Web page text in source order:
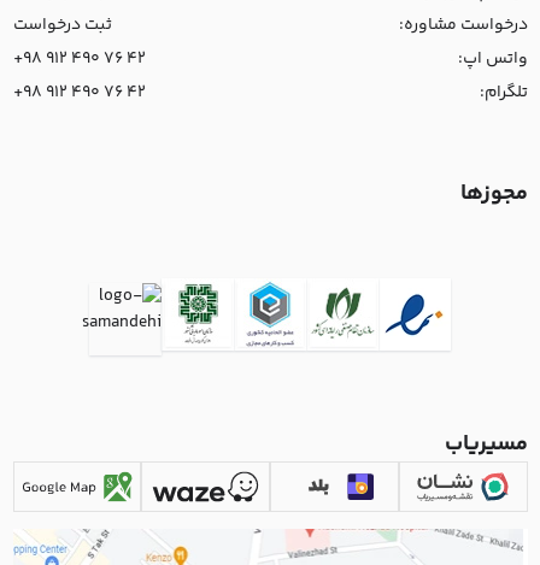
درخواست مشاوره:
ثبت درخواست
واتس اپ:
+98 912 490 76 42
تلگرام:
+98 912 490 76 42
مجوزها
مسیریاب